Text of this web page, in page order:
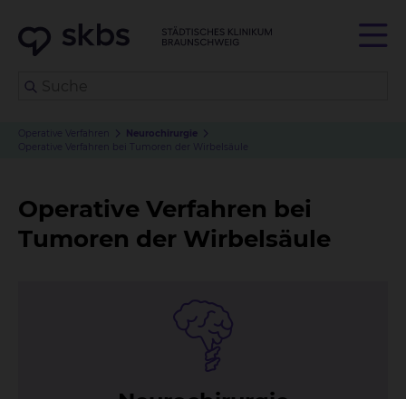
Operative Verfahren
Neurochirurgie
Operative Verfahren bei Tumoren der Wirbelsäule
Operative Verfahren bei
Tumoren der Wirbelsäule